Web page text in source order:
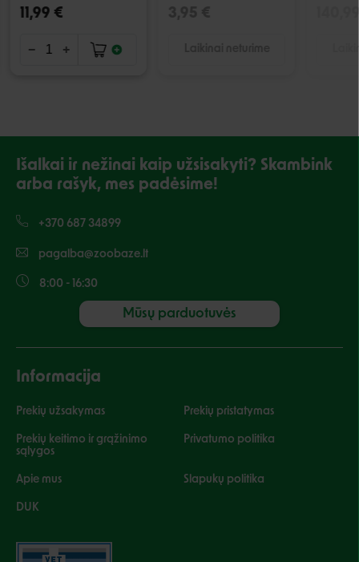
11,99 €
Išalkai ir nežinai kaip užsisakyti? Skambink
arba rašyk, mes padėsime!
+370 687 34899
pagalba@zoobaze.lt
8:00 - 16:30
Mūsų parduotuvės
Informacija
Prekių užsakymas Prekių pristatymas
Prekių keitimo ir grąžinimo
sąlygos
Privatumo politika
Apie mus Slapukų politika
DUK